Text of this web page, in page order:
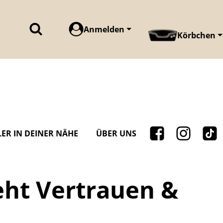
Anmelden
Körbchen
IN DEINER NÄHE ÜBER UNS
Vertrauen &